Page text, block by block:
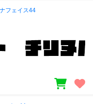
フェイス44